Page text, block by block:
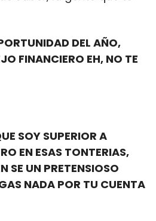
DEL AÑO,
FINANCIERO EH, NO TE
SOY SUPERIOR A
EN ESAS TONTERIAS,
SE UN PRETENSIOSO
NADA POR TU CUENTA